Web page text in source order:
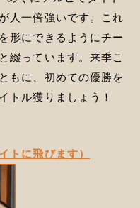
人一倍強いです。これ
形にできるようにチー
綴っています。来季こ
もに、初めての優勝を
トル獲りましょう！
トに飛びます）